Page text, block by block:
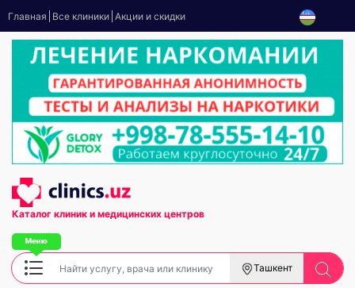
Главная Все клиники Акции и скидки
Каталог клиник и медицинских центров
Ташкент